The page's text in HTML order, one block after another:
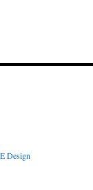
Design